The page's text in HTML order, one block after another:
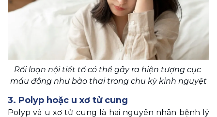
Rối loạn nội tiết tố có thể gây ra hiện tượng cục
máu đông như bào thai trong chu kỳ kinh nguyệt
3. Polyp hoặc u xơ tử cung
Polyp và u xơ tử cung là hai nguyên nhân bệnh lý